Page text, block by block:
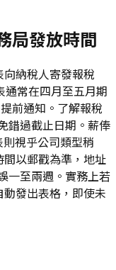
局發放時間
納稅人寄發報稅
常在四月至五月期
前通知。了解報稅
錯過截止日期。薪俸
視乎公司類型稍
以郵戳為準，地址
一至兩週。實務上若
發出表格，即使未